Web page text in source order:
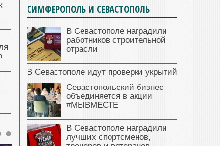
СИМФЕРОПОЛЬ И СЕВАСТОПОЛЬ
В Севастополе наградили
работников строительной
отрасли
В Севастополе идут проверки укрытий
Севастопольский бизнес
объединяется в акции
#МЫВМЕСТЕ
В Севастополе наградили
лучших спортсменов,